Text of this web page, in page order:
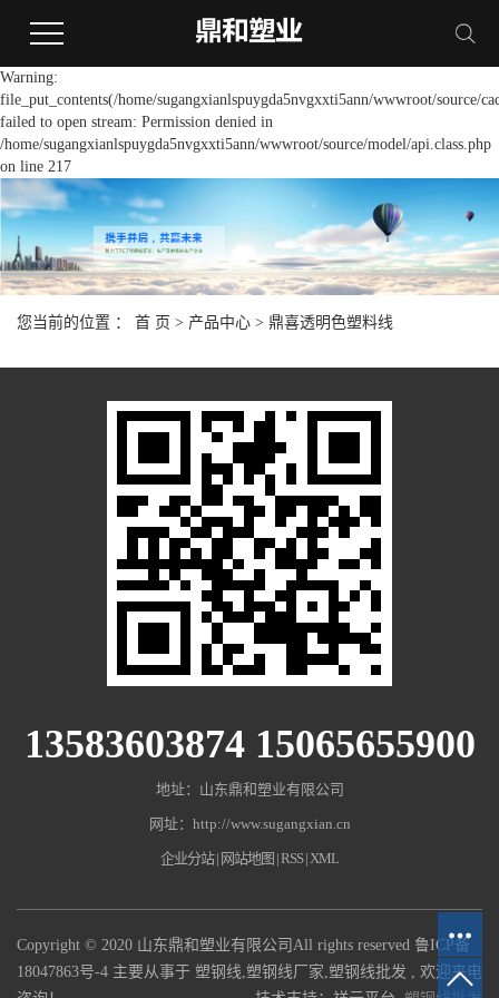
Warning:
file_put_contents(/home/sugangxianlspuygda5nvgxxti5ann/wwwroot/source/
failed to open stream: Permission denied in
/home/sugangxianlspuygda5nvgxxti5ann/wwwroot/source/model/api.class.php
on line 217
您当前的位置 ： 首 页 > 产品中心 > 鼎喜透明色塑料线
13583603874 15065655900
地址：山东鼎和塑业有限公司
网址：http://www.sugangxian.cn
企业分站| 网站地图 |RSS|XML
Copyright © 2020 山东鼎和塑业有限公司All rights reserved 鲁ICP备
18047863号-4 主要从事于 塑钢线,塑钢线厂家,塑钢线批发 , 欢迎来电